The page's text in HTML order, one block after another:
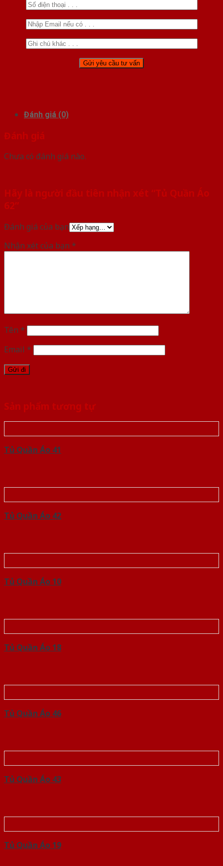
Đánh giá (0)
Đánh giá
Chưa có đánh giá nào.
Hãy là người đầu tiên nhận xét “Tủ Quần Áo
62”
Đánh giá của bạn
Nhận xét của bạn *
Tên *
Email *
Sản phẩm tương tự
Tủ Quần Áo 41
Tủ Quần Áo 42
Tủ Quần Áo 10
Tủ Quần Áo 18
Tủ Quần Áo 46
Tủ Quần Áo 43
Tủ Quần Áo 19